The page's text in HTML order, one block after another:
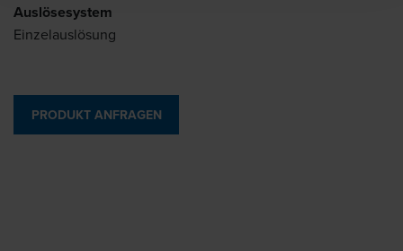
Auslösesystem
Einzelauslösung
PRODUKT ANFRAGEN